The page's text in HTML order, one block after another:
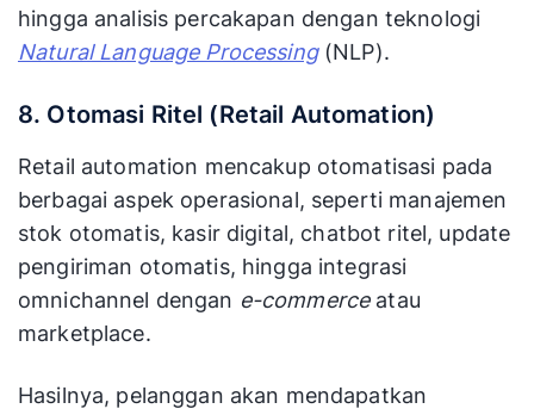
hingga analisis percakapan dengan teknologi
Natural Language Processing(NLP).
8. Otomasi Ritel (Retail Automation)
Retail automation mencakup otomatisasi pada
berbagai aspek operasional, seperti manajemen
stok otomatis, kasir digital, chatbot ritel, update
pengiriman otomatis, hingga integrasi
omnichannel dengan e-commerceatau
marketplace.
Hasilnya, pelanggan akan mendapatkan